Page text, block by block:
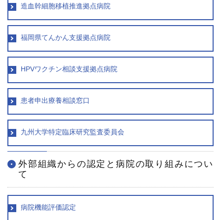
休診日／土・日・祝日、年末年始
病院案内図
フロアマップ
駐車場
九州大学病院基金についてご寄付のお願い
造血幹細胞移植推進拠点病院
福岡県てんかん支援拠点病院
HPVワクチン相談支援拠点病院
患者申出療養相談窓口
九州大学特定臨床研究監査委員会
外部組織からの認定と病院の取り組みについ
て
病院機能評価認定